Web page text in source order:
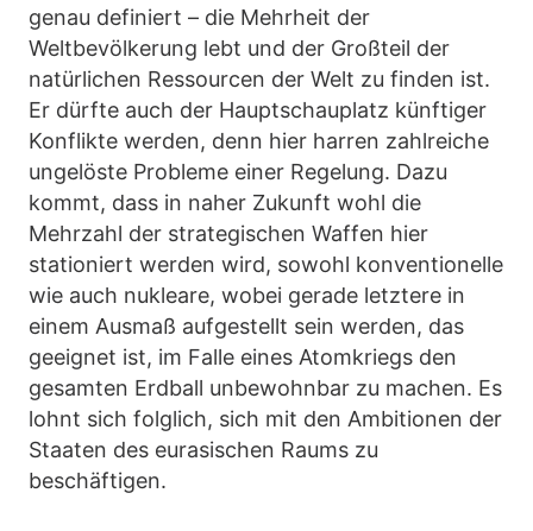
genau definiert – die Mehrheit der
Weltbevölkerung lebt und der Großteil der
natürlichen Ressourcen der Welt zu finden ist.
Er dürfte auch der Hauptschauplatz künftiger
Konflikte werden, denn hier harren zahlreiche
ungelöste Probleme einer Regelung. Dazu
kommt, dass in naher Zukunft wohl die
Mehrzahl der strategischen Waffen hier
stationiert werden wird, sowohl konventionelle
wie auch nukleare, wobei gerade letztere in
einem Ausmaß aufgestellt sein werden, das
geeignet ist, im Falle eines Atomkriegs den
gesamten Erdball unbewohnbar zu machen. Es
lohnt sich folglich, sich mit den Ambitionen der
Staaten des eurasischen Raums zu
beschäftigen.